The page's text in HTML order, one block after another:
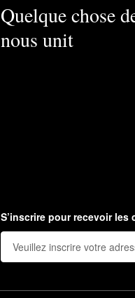
Quelque chose
nous unit
S’inscrire pour recevoir les